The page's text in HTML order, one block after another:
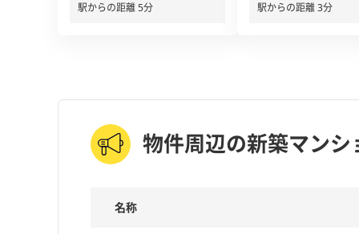
駅からの距離 5分 駅からの距離 3分
物件周辺の新築マンシ
名称